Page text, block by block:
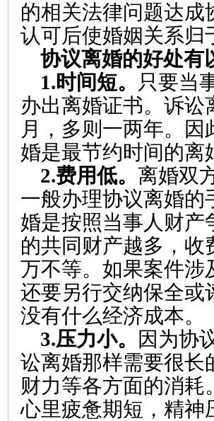
的相关法律问题达成
认可后使婚姻关系归
协议离婚的好处有
1.时间短。
只要当
办出离婚证书。诉讼
月，多则一两年。
婚是最节约时间的离
2.费用低。 离婚双
一般办理协议离婚的
婚是按照当事人财产
的共同财产越多，收
万不等。如果案件涉
还要另行交纳保全或
没有什么经济成本。
3.压力小。
因为协
讼离婚那样需要很长
财力等各方面的消耗
心里疲惫期短，精神